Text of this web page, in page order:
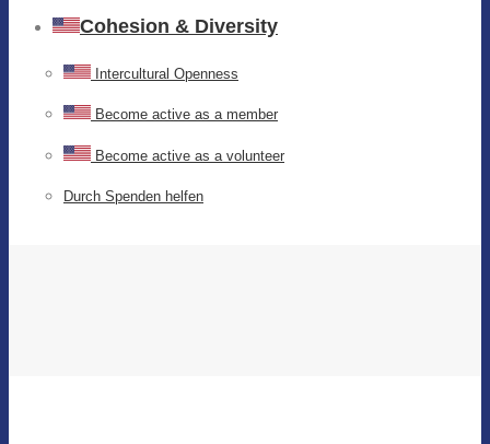
Cohesion & Diversity
Intercultural Openness
Become active as a member
Become active as a volunteer
Durch Spenden helfen